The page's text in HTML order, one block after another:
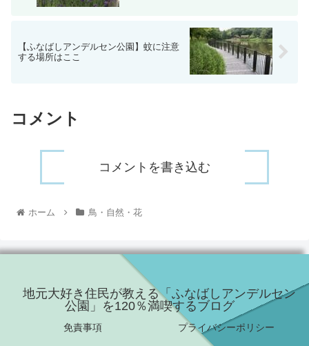
【ふなばしアンデルセン公園】蚊に注意
する場所はここ
コメント
コメントを書き込む
ホーム 鳥・自然・花
地元大好き住民が教える「ふなばしアンデルセン
公園」を120％満喫するブログ
免責事項 プライバシーポリシー